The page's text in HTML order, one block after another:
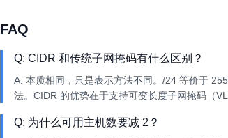
FAQ
Q: CIDR 和传统子网掩码有什么区别？
A: 本质相同，只是表示方法不同。/24 等价于
法。CIDR 的优势在于支持可变长度子网掩码（
Q: 为什么可用主机数要减 2？